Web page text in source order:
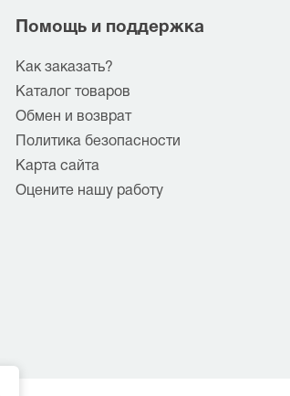
Помощь и поддержка
Как заказать?
Каталог товаров
Обмен и возврат
Политика безопасности
Карта сайта
Оцените нашу работу